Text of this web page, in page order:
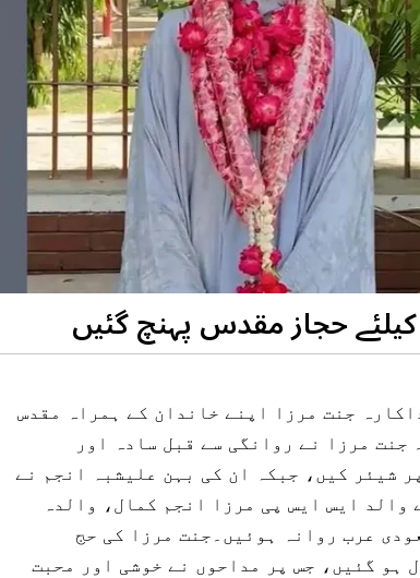
حجاز مقدس پہنچ گئیں
جنت مرزا اپنے خاندان کے ہمراہ مقدس
مرزا نے روانگی سے قبل سادہ اور
شیئر کیں، جبکہ ان کی بہن علیشبہ انجم نے
ایس ایس پی مرزا انجم کمال، والدہ
عرب روانہ ہوئیں۔جنت مرزا کی حج
ہو گئیں، جس پر مداحوں نے خوشی اور محبت